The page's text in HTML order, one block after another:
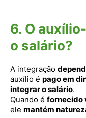
6. O
o salário?
A integração
auxílio é pago em
integrar o salário.
Quando é fornecido
ele mantém